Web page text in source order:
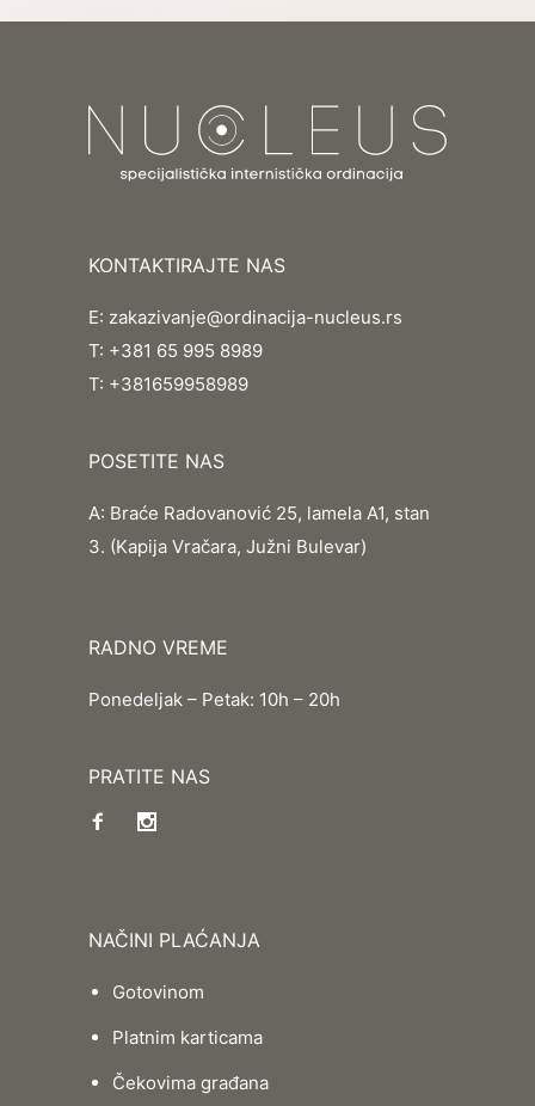
KONTAKTIRAJTE NAS
E: zakazivanje@ordinacija-nucleus.rs
T: +381 65 995 8989
T: +381659958989
POSETITE NAS
A: Braće Radovanović 25, lamela A1, stan
3. (Kapija Vračara, Južni Bulevar)
RADNO VREME
Ponedeljak – Petak: 10h – 20h
PRATITE NAS
NAČINI PLAĆANJA
Gotovinom
Platnim karticama
Čekovima građana